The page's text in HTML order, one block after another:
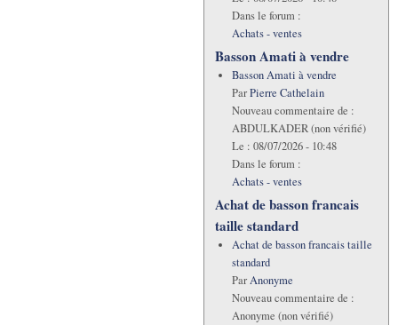
Dans le forum :
Achats - ventes
Basson Amati à vendre
Basson Amati à vendre
ParPierre Cathelain
Nouveau commentaire de :
ABDULKADER (non vérifié)
Le : 08/07/2026 - 10:48
Dans le forum :
Achats - ventes
Achat de basson francais
taille standard
Achat de basson francais taille
standard
ParAnonyme
Nouveau commentaire de :
Anonyme (non vérifié)